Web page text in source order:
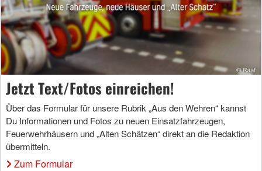
Jetzt Text/Fotos einreichen!
Über das Formular für unsere Rubrik „Aus den Wehren“ kannst
Du Informationen und Fotos zu neuen Einsatzfahrzeugen,
Feuerwehrhäusern und „Alten Schätzen“ direkt an die Redaktion
übermitteln.
Zum Formular